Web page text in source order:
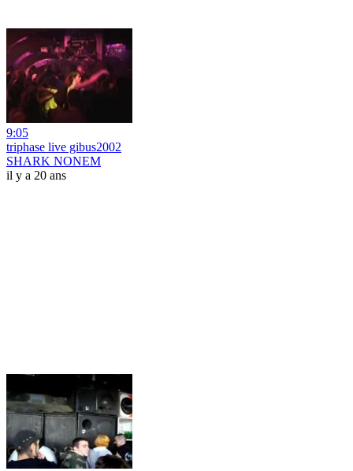
9:05
triphase live gibus2002
SHARK NONEM
il y a 20 ans